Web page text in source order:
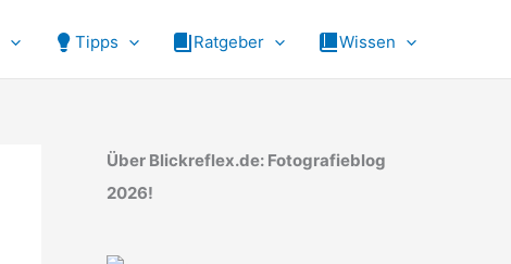
Tipps Ratgeber Wissen
Über Blickreflex.de: Fotografieblog
2026!